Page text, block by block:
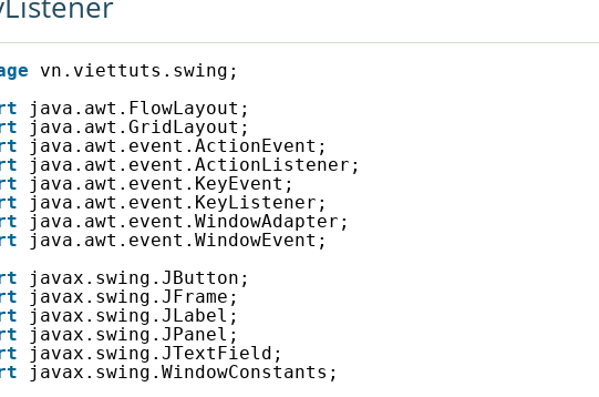
vn.viettuts.swing;
java.awt.FlowLayout;
java.awt.GridLayout;
java.awt.event.ActionEvent;
java.awt.event.ActionListener;
java.awt.event.KeyEvent;
java.awt.event.KeyListener;
java.awt.event.WindowAdapter;
java.awt.event.WindowEvent;
javax.swing.JButton;
javax.swing.JFrame;
javax.swing.JLabel;
javax.swing.JPanel;
javax.swing.JTextField;
javax.swing.WindowConstants;